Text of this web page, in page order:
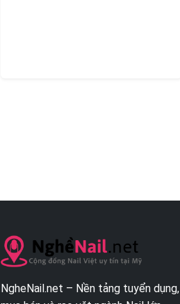
NgheNail.net – Nền tảng tuyển dụng,